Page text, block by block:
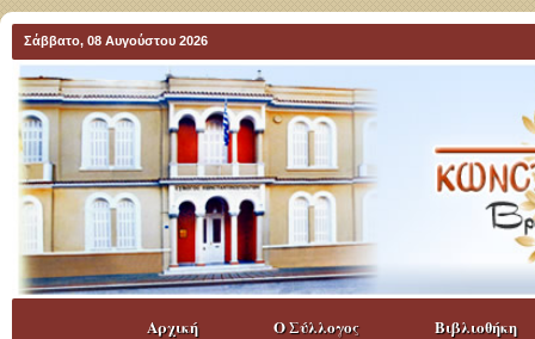
Σάββατο, 08 Αυγούστου 2026
Αρχική Ο Σύλλογος Βιβλιοθήκη